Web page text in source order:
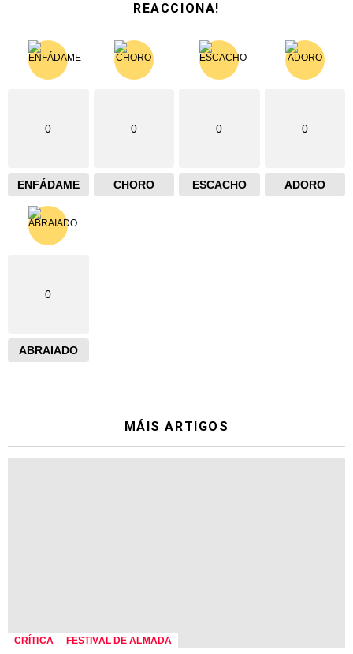
REACCIONA!
0
ENFÁDAME
0
CHORO
0
ESCACHO
0
ADORO
0
ABRAIADO
MÁIS ARTIGOS
CRÍTICA FESTIVAL DE ALMADA